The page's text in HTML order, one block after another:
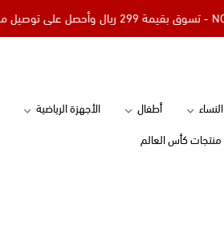
النساء أطفال الأجهزة الرياضية
منتجات كأس العالم